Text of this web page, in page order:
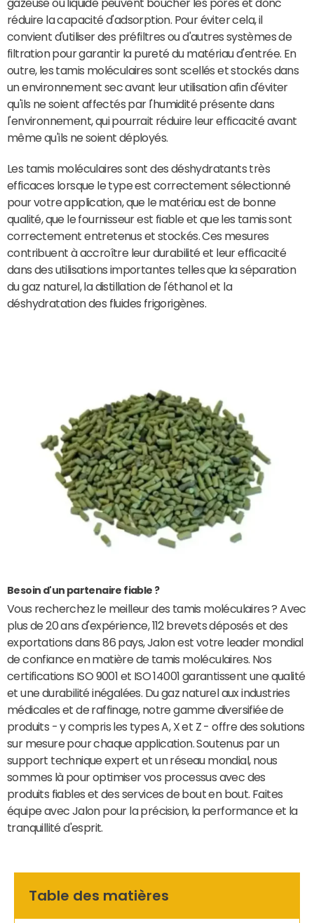
réduire la capacité d'adsorption. Pour éviter cela, il
convient d'utiliser des préfiltres ou d'autres systèmes de
filtration pour garantir la pureté du matériau d'entrée. En
outre, les tamis moléculaires sont scellés et stockés dans
un environnement sec avant leur utilisation afin d'éviter
qu'ils ne soient affectés par l'humidité présente dans
l'environnement, qui pourrait réduire leur efficacité avant
même qu'ils ne soient déployés.
Les tamis moléculaires sont des déshydratants très
efficaces lorsque le type est correctement sélectionné
pour votre application, que le matériau est de bonne
qualité, que le fournisseur est fiable et que les tamis sont
correctement entretenus et stockés. Ces mesures
contribuent à accroître leur durabilité et leur efficacité
dans des utilisations importantes telles que la séparation
du gaz naturel, la distillation de l'éthanol et la
déshydratation des fluides frigorigènes.
Besoin d'un partenaire fiable ?
Vous recherchez le meilleur des tamis moléculaires ? Avec
plus de 20 ans d'expérience, 112 brevets déposés et des
exportations dans 86 pays, Jalon est votre leader mondial
de confiance en matière de tamis moléculaires. Nos
certifications ISO 9001 et ISO 14001 garantissent une qualité
et une durabilité inégalées. Du gaz naturel aux industries
médicales et de raffinage, notre gamme diversifiée de
produits - y compris les types A, X et Z - offre des solutions
sur mesure pour chaque application. Soutenus par un
support technique expert et un réseau mondial, nous
sommes là pour optimiser vos processus avec des
produits fiables et des services de bout en bout. Faites
équipe avec Jalon pour la précision, la performance et la
tranquillité d'esprit.
Table des matières